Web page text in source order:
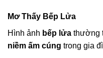
Mơ Thấy Bếp Lửa
Hình ảnh bếp lửa thường
niềm ấm cúng trong gia